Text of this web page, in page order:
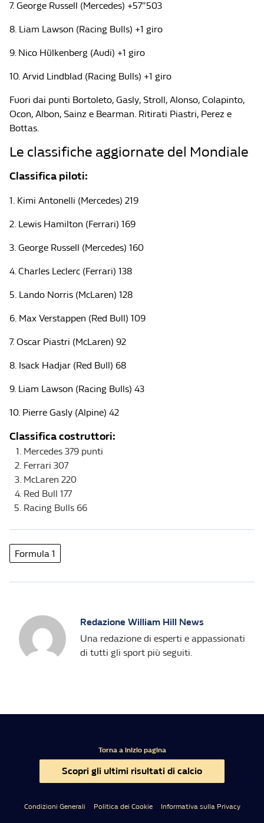
7. George Russell (Mercedes) +57″503
8. Liam Lawson (Racing Bulls) +1 giro
9. Nico Hülkenberg (Audi) +1 giro
10. Arvid Lindblad (Racing Bulls) +1 giro
Fuori dai punti Bortoleto, Gasly, Stroll, Alonso, Colapinto,
Ocon, Albon, Sainz e Bearman. Ritirati Piastri, Perez e
Bottas.
Le classifiche aggiornate del Mondiale
Classifica piloti:
1. Kimi Antonelli (Mercedes) 219
2. Lewis Hamilton (Ferrari) 169
3. George Russell (Mercedes) 160
4. Charles Leclerc (Ferrari) 138
5. Lando Norris (McLaren) 128
6. Max Verstappen (Red Bull) 109
7. Oscar Piastri (McLaren) 92
8. Isack Hadjar (Red Bull) 68
9. Liam Lawson (Racing Bulls) 43
10. Pierre Gasly (Alpine) 42
Classifica costruttori:
Mercedes 379 punti
Ferrari 307
McLaren 220
Red Bull 177
Racing Bulls 66
Formula 1
Redazione William Hill News
Una redazione di esperti e appassionati
di tutti gli sport più seguiti.
Torna a inizio pagina
Scopri gli ultimi risultati di calcio
Condizioni Generali Politica dei Cookie Informativa sulla Privacy